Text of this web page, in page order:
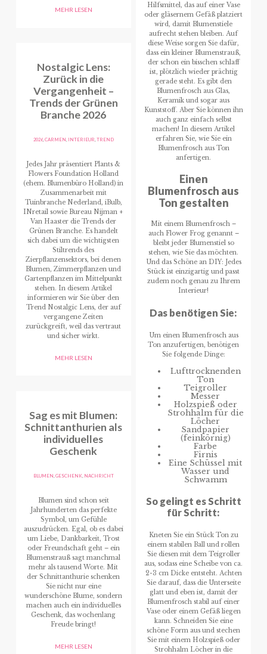
MEHR LESEN
Nostalgic Lens:
Zurück in die
Vergangenheit –
Trends der Grünen
Branche 2026
2026, CARMEN INTERIEUR TREND
Jedes Jahr präsentiert Plants &
Flowers Foundation Holland
(ehem. Blumenbüro Holland) in
Zusammenarbeit mit
Tuinbranche Nederland, iBulb,
INretail sowie Bureau Nijman +
Van Haaster die Trends der
Grünen Branche. Es handelt
sich dabei um die wichtigsten
Stiltrends des
Zierpflanzensektors, bei denen
Blumen, Zimmerpflanzen und
Gartenpflanzen im Mittelpunkt
stehen. In diesem Artikel
informieren wir Sie über den
Trend Nostalgic Lens, der auf
vergangene Zeiten
zurückgreift, weil das vertraut
und sicher wirkt.
MEHR LESEN
Sag es mit Blumen:
Schnittanthurien als
individuelles
Geschenk
BLUMEN GESCHENK NACHRICHT
Blumen sind schon seit
Jahrhunderten das perfekte
Symbol, um Gefühle
auszudrücken. Egal, ob es dabei
um Liebe, Dankbarkeit, Trost
oder Freundschaft geht – ein
Blumenstrauß sagt manchmal
mehr als tausend Worte. Mit
der Schnittanthurie schenken
Sie nicht nur eine
wunderschöne Blume, sondern
machen auch ein individuelles
Geschenk, das wochenlang
Freude bringt!
MEHR LESEN
Hilfsmittel, das auf einer Vase
oder gläsernem Gefäß platziert
wird, damit Blumenstiele
aufrecht stehen bleiben. Auf
diese Weise sorgen Sie dafür,
dass ein kleiner Blumenstrauß,
der schon ein bisschen schlaff
ist, plötzlich wieder prächtig
gerade steht. Es gibt den
Blumenfrosch aus Glas,
Keramik und sogar aus
Kunststoff. Aber Sie können ihn
auch ganz einfach selbst
machen! In diesem Artikel
erfahren Sie, wie Sie ein
Blumenfrosch aus Ton
anfertigen.
Einen
Blumenfrosch aus
Ton gestalten
Mit einem Blumenfrosch –
auch Flower Frog genannt –
bleibt jeder Blumenstiel so
stehen, wie Sie das möchten.
Und das Schöne an DIY: Jedes
Stück ist einzigartig und passt
zudem noch genau zu Ihrem
Interieur!
Das benötigen Sie:
Um einen Blumenfrosch aus
Ton anzufertigen, benötigen
Sie folgende Dinge:
Lufttrocknenden
Ton
Teigroller
Messer
Holzspieß oder
Strohhalm für die
Löcher
Sandpapier
(feinkörnig)
Farbe
Firnis
Eine Schüssel mit
Wasser und
Schwamm
So gelingt es Schritt
für Schritt:
Kneten Sie ein Stück Ton zu
einem stabilen Ball und rollen
Sie diesen mit dem Teigroller
aus, sodass eine Scheibe von ca.
2-3 cm Dicke entsteht. Achten
Sie darauf, dass die Unterseite
glatt und eben ist, damit der
Blumenfrosch stabil auf einer
Vase oder einem Gefäß liegen
kann. Schneiden Sie eine
schöne Form aus und stechen
Sie mit einem Holzspieß oder
Strohhalm Löcher in die